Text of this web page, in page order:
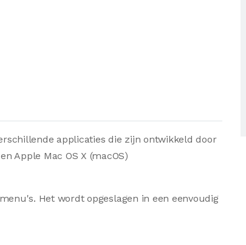
applicaties die zijn ontwikkeld door
Apple Mac OS X (macOS)
Het wordt opgeslagen in een eenvoudig